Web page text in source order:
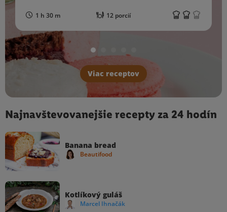
1 h 30 m 12 porcií
Viac receptov
Najnavštevovanejšie recepty za 24 hodín
Banana bread
Beautifood
Kotlíkový guláš
Marcel Ihnačák